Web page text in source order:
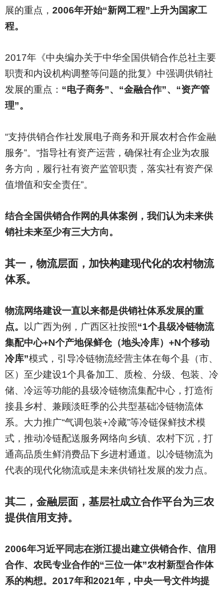
展的重点， 2006年开始“新网工程”上升为国家工
程。
2017年《中央编办关于中华全国供销合作总社主要
职责和内设机构调整等问题的批复》中强调供销社
发展的重点： “电子商务”、“金融合作”、“资产管
理”。
“支持供销合作社发展电子商务和开展农村合作金融
服务”。“指导社有资产运营，确保社有企业为农服
务方向，履行社有资产监管职责，落实社有资产保
值增值和安全责任”。
结合全国供销合作网的具体案例，我们认为未来供
销社未来至少有三大方向。
其一，物流层面，加快构建现代化的农村物流
体系。
物流网络建设一直以来都是供销社体系发展的重
点。
以广西为例，广西区社按照“1个县级冷链物流
集配中心+N个产地保鲜仓（地头冷库）+N个移动
冷库”模式，引导冷链物流经营主体在每个县（市、
区）至少建设1个具备加工、质检、分级、包装、冷
储、冷运等功能的县级冷链物流集配中心，打造衔
接县乡村、兼顾淡旺季的公共型基础冷链物流体
系。大力推广“气调包装+冷藏”等冷链保鲜技术模
式，推动冷链配送服务网络向乡镇、农村下沉，打
通高品质生鲜消费品下乡进村通道。以冷链物流为
代表的现代化物流或是未来供销社发展的发力点。
其二，金融层面，基层社成立合作平台为三农
提供信用支持。
2006年习近平同志在浙江提出建立供销合作、信用
合作、农民专业合作的“三位一体”农村新型合作体
系的构想。2017年和2021年，中央一号文件均提